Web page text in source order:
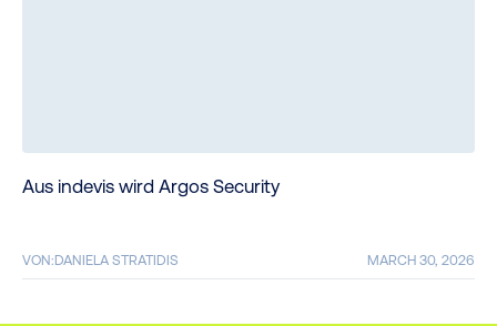
Aus indevis wird Argos Security
VON:DANIELA STRATIDIS MARCH 30, 2026